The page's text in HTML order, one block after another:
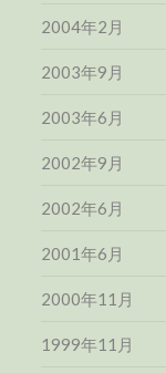
2004年2月
2003年9月
2003年6月
2002年9月
2002年6月
2001年6月
2000年11月
1999年11月